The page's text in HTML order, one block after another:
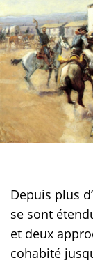
Depuis plus
se sont
et deux
cohabité